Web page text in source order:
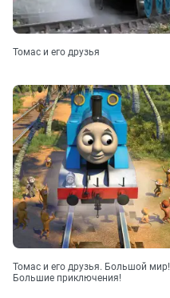
Томас и его друзья
Томас и его друзья. Большой мир!
Большие приключения!